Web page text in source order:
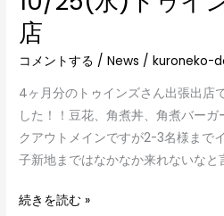
店
コメントする /News /kuroneko-
4ヶ月分のトゥインズさん出張出店
した！！豆花、角煮丼、角煮バー
クアウトメインですが2-3名様まで
子新地まではなかなか来れないなと
続きを読む »